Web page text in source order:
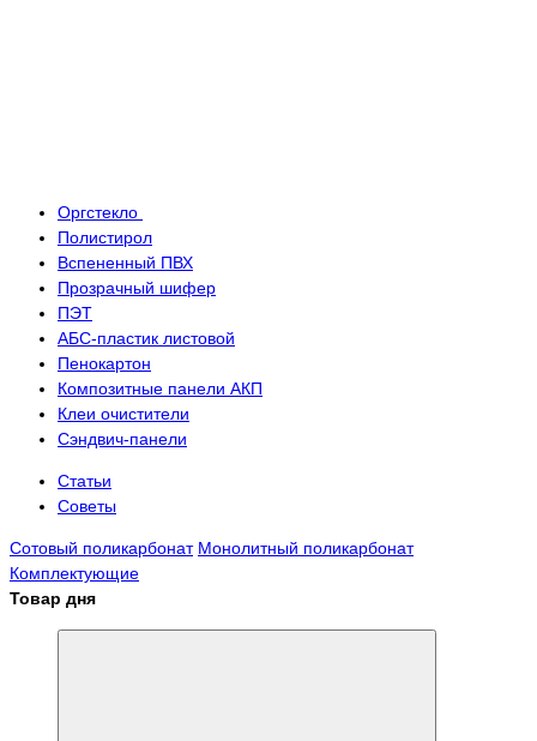
Оргстекло
Полистирол
Вспененный ПВХ
Прозрачный шифер
ПЭТ
АБС-пластик листовой
Пенокартон
Композитные панели АКП
Клеи очистители
Сэндвич-панели
Статьи
Советы
Сотовый поликарбонат Монолитный поликарбонат
Комплектующие
Товар дня